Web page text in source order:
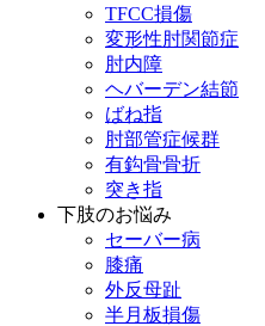
TFCC損傷
変形性肘関節症
肘内障
ヘバーデン結節
ばね指
肘部管症候群
有鈎骨骨折
突き指
下肢のお悩み
セーバー病
膝痛
外反母趾
半月板損傷